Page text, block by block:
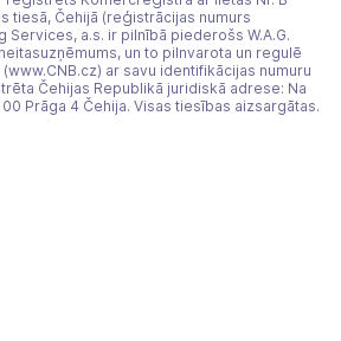
tiesā, Čehijā (reģistrācijas numurs
Services, a.s. ir pilnībā piederošs W.A.G.
un to pilnvarota un regulē
ar savu identifikācijas numuru
Čehijas Republikā juridiskā adrese: Na
Prāga 4 Čehija. Visas tiesības aizsargātas.